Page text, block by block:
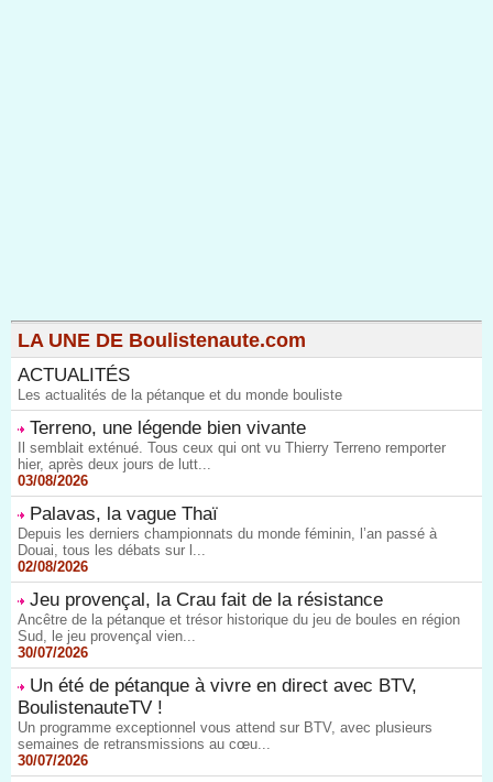
LA UNE DE Boulistenaute.com
ACTUALITÉS
Les actualités de la pétanque et du monde bouliste
Terreno, une légende bien vivante
Il semblait exténué. Tous ceux qui ont vu Thierry Terreno remporter
hier, après deux jours de lutt...
03/08/2026
Palavas, la vague Thaï
Depuis les derniers championnats du monde féminin, l’an passé à
Douai, tous les débats sur l...
02/08/2026
Jeu provençal, la Crau fait de la résistance
Ancêtre de la pétanque et trésor historique du jeu de boules en région
Sud, le jeu provençal vien...
30/07/2026
Un été de pétanque à vivre en direct avec BTV,
BoulistenauteTV !
Un programme exceptionnel vous attend sur BTV, avec plusieurs
semaines de retransmissions au cœu...
30/07/2026